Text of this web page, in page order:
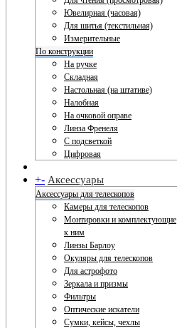
Ювелирная (часовая)
Для шитья (текстильная)
Измерительные
По конструкции
На ручке
Складная
Настольная (на штативе)
Налобная
На очковой оправе
Линза Френеля
С подсветкой
Цифровая
+- Аксессуары
Аксессуары для телескопов
Камеры для телескопов
Монтировки и комплектующие
к ним
Линзы Барлоу
Окуляры для телескопов
Для астрофото
Зеркала и призмы
Фильтры
Оптические искатели
Сумки, кейсы, чехлы